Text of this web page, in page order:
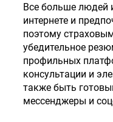
Все больше людей
интернете и
поэтому
убедительное
профильных
консультации и
также быть
мессенджеры и